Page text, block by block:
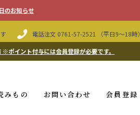
のお知らせ
電話注文 0761-57-2521 （平日9〜18時）
※ポイント付与には会員登録が必要です。
みもの お問い合わせ 会員登録